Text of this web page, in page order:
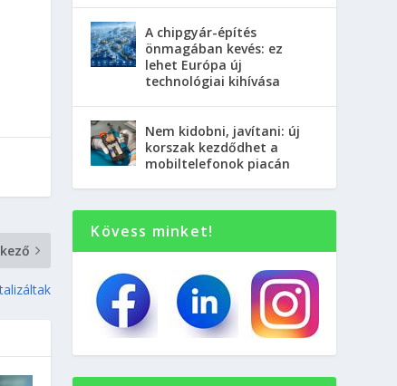
A chipgyár-építés
önmagában kevés: ez
lehet Európa új
technológiai kihívása
Nem kidobni, javítani: új
korszak kezdődhet a
mobiltelefonok piacán
Kövess minket!